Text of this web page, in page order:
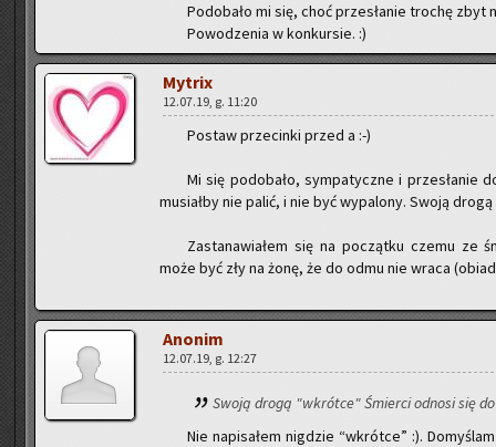
Po­do­ba­ło mi się, choć prze­sła­nie tro­chę zbyt
Po­wo­dze­nia w kon­kur­sie. :)
My­trix
12.07.19, g. 11:20
Po­staw prze­cin­ki przed a :-)
Mi się po­do­ba­ło, sym­pa­tycz­ne i prze­sła­nie
mu­siał­by nie palić, i nie być wy­pa­lo­ny. Swoją
Za­sta­na­wia­łem się na po­cząt­ku czemu ze
może być zły na żonę, że do odmu nie wraca
Ano­nim
12.07.19, g. 12:27
Swoją drogą "wkrót­ce" Śmier­ci od­no­si się
Nie na­pi­sa­łem ni­g­dzie “wkrót­ce” :).